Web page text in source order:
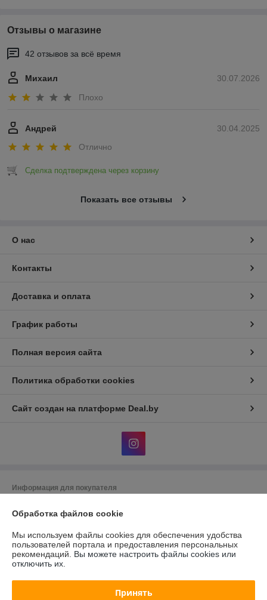
Отзывы о магазине
42 отзывов за всё время
30.07.2026
Михаил
Плохо
30.04.2025
Андрей
Отлично
Сделка подтверждена через корзину
Показать все отзывы
О нас
Контакты
Доставка и оплата
График работы
Полная версия сайта
Политика обработки cookies
Сайт создан на платформе Deal.by
Информация для покупателя
"АльгоТрейд"
вход с правого торца здания)
Регистрационный номер ЕГР: 591019949
Регистрационный орган: Гродненский городской исполнительный
Обработка файлов cookie
Мы используем файлы cookies для обеспечения удобства
пользователей портала и предоставления персональных
рекомендаций. Вы можете настроить файлы cookies или
отключить их.
Принять